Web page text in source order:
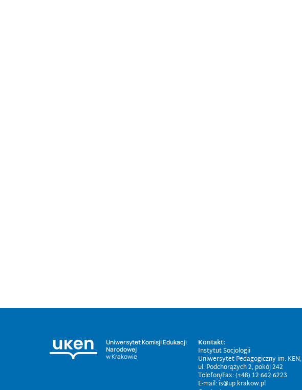
Uniwersytet Komisji Edukacji
Narodowej
w Krakowie
Kontakt:
Instytut Socjologii
Uniwersytet Pedagogiczny im. KEN,
ul. Podchorążych 2, pokój 242
Telefon/Fax: (+48) 12 662 6223
E-mail: is@up.krakow.pl